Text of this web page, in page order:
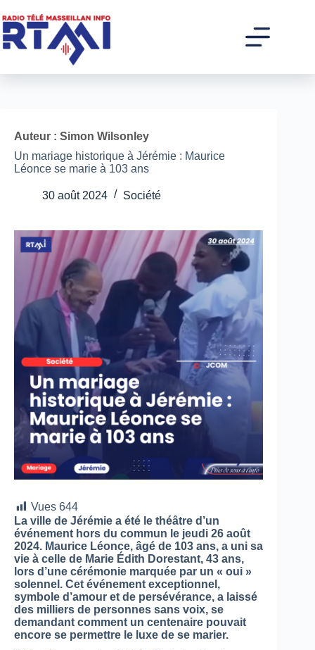
au
contenu
Auteur : Simon Wilsonley
Un mariage historique à Jérémie : Maurice
Léonce se marie à 103 ans
30 août 2024 Société
Vues 644
La ville de Jérémie a été le théâtre d’un
événement hors du commun le jeudi 26 août
2024. Maurice Léonce, âgé de 103 ans, a uni sa
vie à celle de Marie Édith Dorestant, 43 ans,
lors d’une cérémonie marquée par un « oui »
solennel. Cet événement exceptionnel,
symbole d’amour et de persévérance, a laissé
des milliers de personnes sans voix, se
demandant comment un centenaire pouvait
encore se permettre le luxe de se marier.